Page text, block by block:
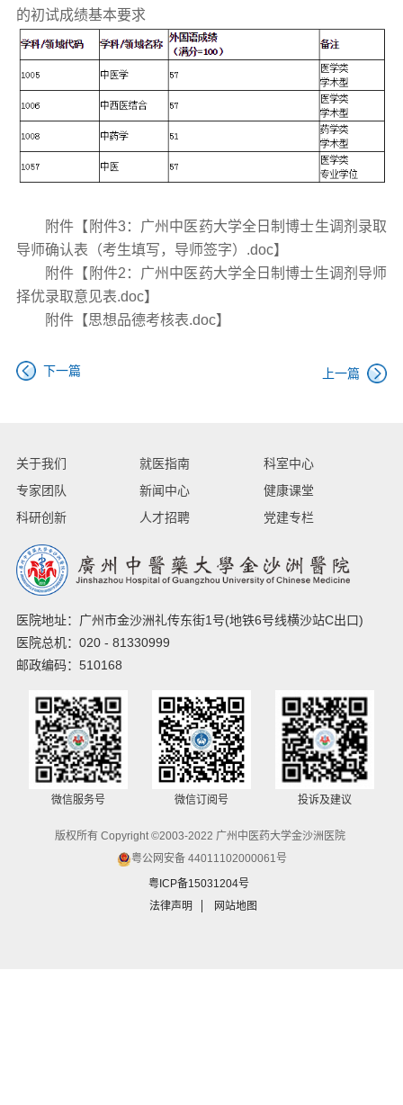
的初试成绩基本要求
附件【 附件3：广州中医药大学全日制博士生调剂录取
导师确认表（考生填写，导师签字）.doc】
附件【 附件2：广州中医药大学全日制博士生调剂导师
择优录取意见表.doc】
附件【思想品德考核表.doc】
下一篇 上一篇
关于我们 就医指南
科室中心
专家团队
新闻中心
健康课堂
科研创新
人才招聘 党建专栏
医院地址：广州市金沙洲礼传东街1号(地铁6号线横沙站C出口)
医院总机：020 - 81330999
邮政编码：510168
微信服务号 微信订阅号 投诉及建议
版权所有 Copyright ©2003-2022 广州中医药大学金沙洲医院
粤公网安备 44011102000061号
粤ICP备15031204号
法律声明
网站地图